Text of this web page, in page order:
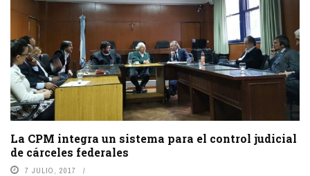
La CPM integra un sistema para el control judicial
de cárceles federales
7 JULIO, 2017